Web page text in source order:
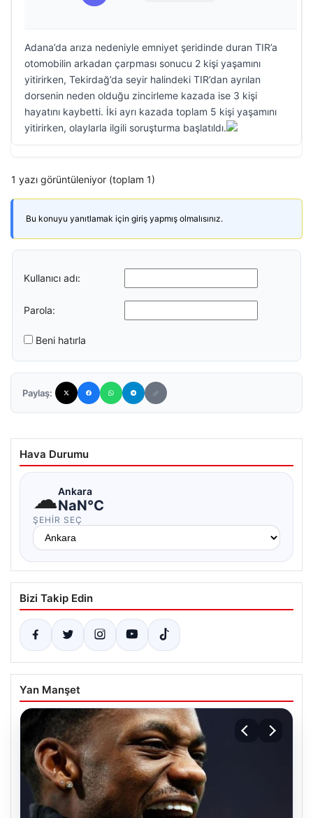
Adana’da arıza nedeniyle emniyet şeridinde duran TIR’a
otomobilin arkadan çarpması sonucu 2 kişi yaşamını
yitirirken, Tekirdağ’da seyir halindeki TIR’dan ayrılan
dorsenin neden olduğu zincirleme kazada ise 3 kişi
hayatını kaybetti. İki ayrı kazada toplam 5 kişi yaşamını
yitirirken, olaylarla ilgili soruşturma başlatıldı.
1 yazı görüntüleniyor (toplam 1)
Bu konuyu yanıtlamak için giriş yapmış olmalısınız.
Kullanıcı adı:
Parola:
Beni hatırla
Paylaş:
Hava Durumu
☁Ankara
NaN°C
ŞEHIR SEÇ
Bizi Takip Edin
Yan Manşet